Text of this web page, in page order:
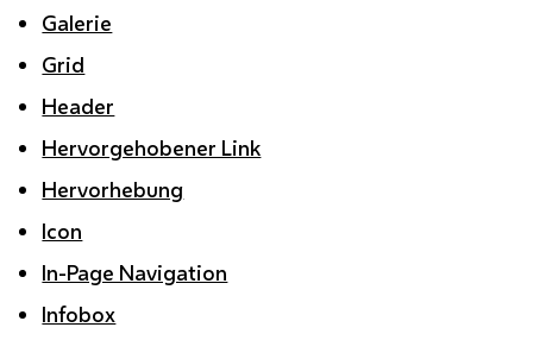
Galerie
Grid
Header
Hervorgehobener Link
Hervorhebung
Icon
In-Page Navigation
Infobox